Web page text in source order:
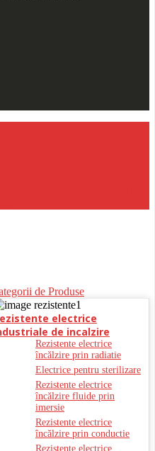
de Produse
electrice
de incalzire
Rezistente electrice
încălzire prin radiatie
Electrice pentru sterilizare
Rezistente electrice
încălzire fluide prin
imersie
Rezistente electrice
încălzire prin conductie
Rezistente electrice